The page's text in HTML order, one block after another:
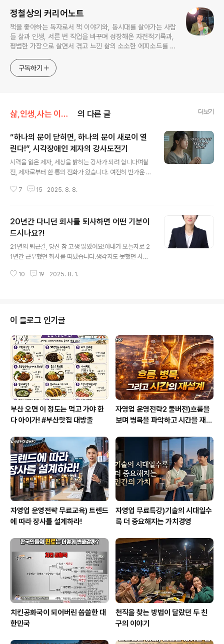
정철상의 커리어노트
책을 좋아하는 독자로서 책 이야기와, 동시대를 살아가는 사람
들 삶과 인생, 서른 번 직업을 바꾸며 성장해온 자전적기록과,
평범한 가장으로 살면서 겪고 느낀 삶의 소소한 에피소드를 전
고픈 커리어코치, 유튜브: 정교수의 인생수업
구독하기
삶,인생,사는 이야기 의 다른 글 더보기
“하나의 문이 닫히면, 하나의 문이 새로이 열
린다!”, 시각장애인 제자의 강사도전기
시력을 잃은 제자, 세상을 밝히는 강사가 되려 합니다며칠
전, 제자로부터 한 통의 전화가 왔습니다. 여전히 반가운 목
어 있었습니다. “교수님… 저, 이제 시력을 모두 다 잃었어
히 다른 삶을 살아야 할 것 같아요. 앞으로 살아갈 길을 생
각하다보니 계속해서 교수님 생각이 났어요.” 스무살이었
던 그녀는 이제 30대 후반의 나이에 결혼해서 세 아이의
엄마이고, 꽤 괜찮은 방송국에서 일하다 휴직 중이라 했습
니다. 이야기를 나누다 보니, 우리가 처음 만난 시점은 20
여 년 전으로 거슬러 올라갔습니다. 제가 나사렛대학교에
7 15 2025. 8. 8.
20년간 다니던 회사를 퇴사하면 어떤 기분이
드시나요?!
21년의 퇴근길, 당신 참 고생 많았어요!아내가 오늘자로 2
1년간 근무했던 회사를 떠났습니다.생각지도 못했던 사정
내에게 폭풍우 같은 시간들이었을 겁니다. 감정의 파도가
이었습니다.차마 말로 다 전할 수 없는 사연들이 그 뒤에 숨
어 있습니다.그래도 누군가를 원망하기보다는,그저 묵묵히
이 시간을 잘 지나가려 합니다.좋든 싫든, 미운 정 고운 정
다 든 회사를 떠나는 건누구에게나 결코 쉬운 일이 아니니
까요. 저는 이직을 여러 번 해본 사람으로서,그 마음을 조금
은 알고 있습니다.불과 2년을 다닌..
10 19 2025. 8. 1.
이 블로그 인기글
부산 오면 이 정도는 먹고 가야 한
다 아이가! #부산맛집 대방출
자영업 운영전략2 풀버전)흐름을
보며 병목을 파악하고 시간을 재설
자영업 운영전략 무료교육) 트렌드
에 따라 장사를 설계하라!
자영업 무료특강)기술의 시대일수
록 더 중요해지는 가치경영
치킨공화국이 되어버린 씁쓸한 대
한민국
천직을 찾는 방법이 달랐던 두 친
구의 이야기